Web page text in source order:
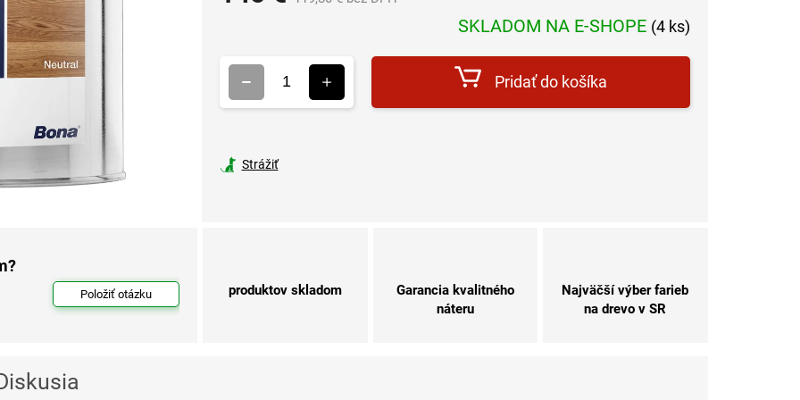
SKLADOM NA E-SHOPE (4 ks)
Pridať do košíka
Strážiť
Položiť otázku produktov skladom
Garancia kvalitného
náteru
Najväčší výber farieb
na drevo v SR